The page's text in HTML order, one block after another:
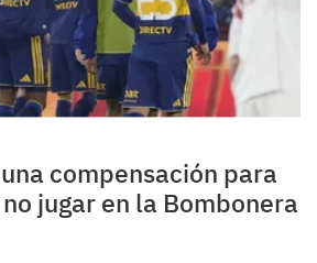
compensación para
jugar en la Bombonera